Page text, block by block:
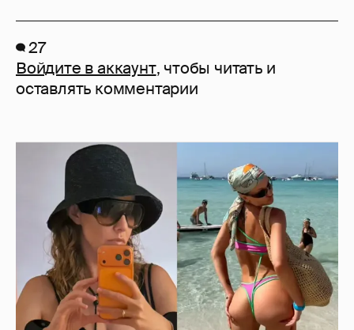
27
Войдите в аккаунт, чтобы читать и
оставлять комментарии